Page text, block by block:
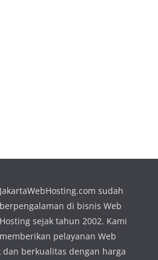
JakartaWebHosting.com sudah
berpengalaman di bisnis Web
Hosting sejak tahun 2002. Kami
memberikan pelayanan Web
berkualitas dengan harga